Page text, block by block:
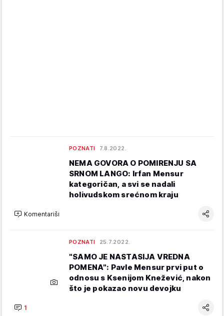
POZNATI 7.8.2022.
NEMA GOVORA O POMIRENJU SA
SRNOM LANGO: Irfan Mensur
kategoričan, a svi se nadali
holivudskom srećnom kraju
Komentariši
POZNATI 25.7.2022.
"SAMO JE NASTASIJA VREDNA
POMENA": Pavle Mensur prvi put o
odnosu s Ksenijom Knežević, nakon
što je pokazao novu devojku
1